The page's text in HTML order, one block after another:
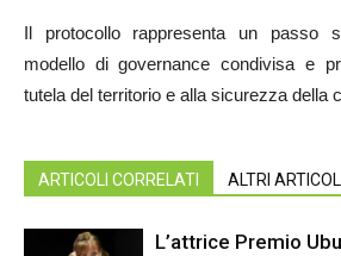
Il protocollo rappresenta un passo
modello di governance condivisa e
tutela del territorio e alla sicurezza della
ARTICOLI CORRELATI ALTRI
L’attrice Premio